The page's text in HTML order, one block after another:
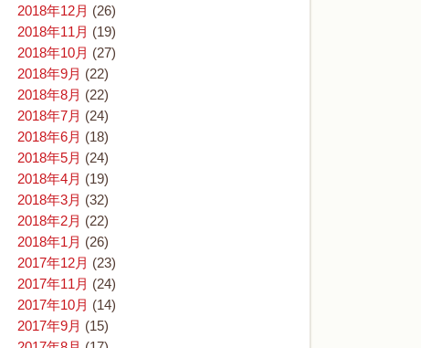
2018年12月 (26)
2018年11月 (19)
2018年10月 (27)
2018年9月 (22)
2018年8月 (22)
2018年7月 (24)
2018年6月 (18)
2018年5月 (24)
2018年4月 (19)
2018年3月 (32)
2018年2月 (22)
2018年1月 (26)
2017年12月 (23)
2017年11月 (24)
2017年10月 (14)
2017年9月 (15)